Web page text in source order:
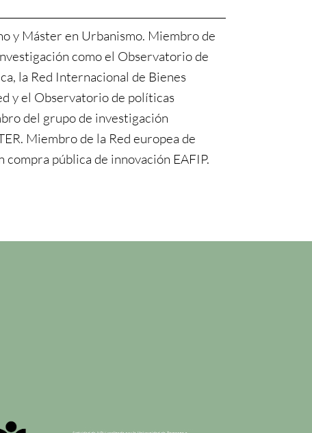
y Máster en Urbanismo. Miembro de
como el Observatorio de
la Red Internacional de Bienes
y el Observatorio de políticas
del grupo de investigación
Miembro de la Red europea de
compra pública de innovación EAFIP.